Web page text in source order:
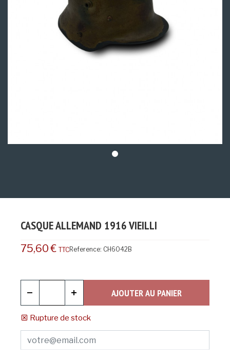
CASQUE ALLEMAND 1916 VIEILLI
75,60 € TTCReference: CH6042B
AJOUTER AU PANIER
Rupture de stock